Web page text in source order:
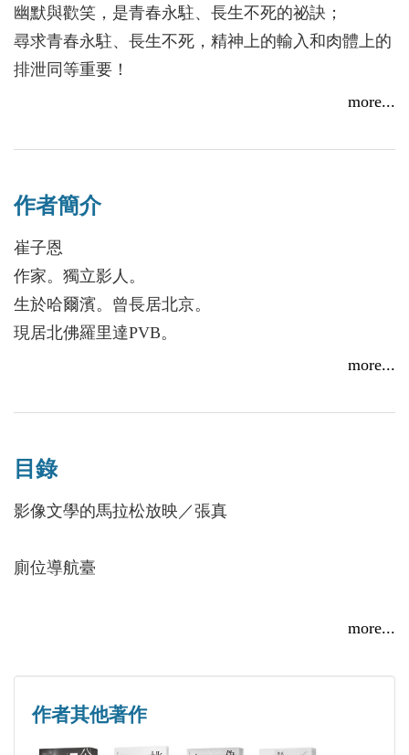
幽默與歡笑，是青春永駐、長生不死的祕訣；
尋求青春永駐、長生不死，精神上的輸入和肉體上的
排泄同等重要！
我們有偉大的地下電影，同樣也有偉大的地下廁所！
兒活人死人，
與那些熱愛公廁，在公廁中靈感大發的公廁藝術家們
結為良伴，
在公廁電影院中把酒談論天下事，沖破／衝破各種邊
界想像吧！
公廁電影院，全年無休！
式的集大成之作，
故事再說無數次！
more...
作者簡介
崔子恩
作家。獨立影人。
生於哈爾濱。曾長居北京。
現居北佛羅里達PVB。
more...
目錄
影像文學的馬拉松放映／張真
廁位導航臺
馬桶座裡
more...
作者其他著作